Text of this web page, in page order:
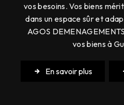
vos besoins. Vos biens
dans un espace sûr et
AGOS
vos biens à
En savoir plus